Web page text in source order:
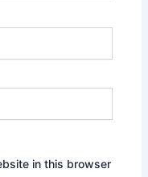
in this browser